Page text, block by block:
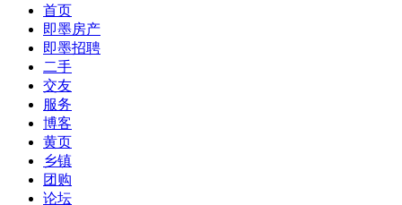
首页
即墨房产
即墨招聘
二手
交友
服务
博客
黄页
乡镇
团购
论坛